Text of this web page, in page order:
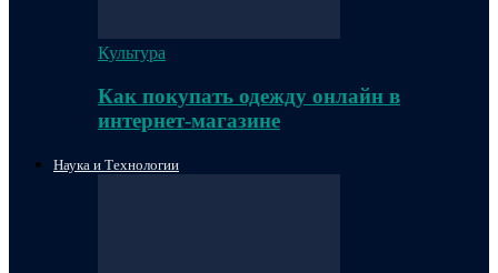
Культура
Как покупать одежду онлайн в
интернет-магазине
Наука и Технологии